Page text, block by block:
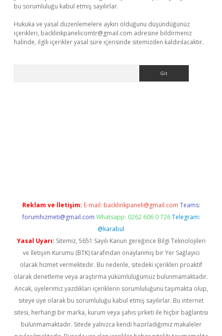
bu sorumluluğu kabul etmiş sayılırlar.
Hukuka ve yasal düzenlemelere aykırı olduğunu düşündüğünüz
içerikleri, backlinkpanelicomtr@gmail.com adresine bildirmeniz
halinde, ilgili içerikler yasal süre içerisinde sitemizden kaldırılacaktır.
Reklam ve İletişim: E-mail: backlinkpaneli@gmail.com Teams:
forumhizmeti@gmail.com Whatsapp: 0262 606 0 726 Telegram:
@karabul
Yasal Uyarı: Sitemiz, 5651 Sayılı Kanun gereğince Bilgi Teknolojileri
ve İletişim Kurumu (BTK) tarafından onaylanmış bir Yer Sağlayıcı
olarak hizmet vermektedir. Bu nedenle, sitedeki içerikleri proaktif
olarak denetleme veya araştırma yükümlülüğümüz bulunmamaktadır.
Ancak, üyelerimiz yazdıkları içeriklerin sorumluluğunu taşımakta olup,
siteye üye olarak bu sorumluluğu kabul etmiş sayılırlar. Bu internet
sitesi, herhangi bir marka, kurum veya şahıs şirketi ile hiçbir bağlantısı
bulunmamaktadır. Sitede yalnızca kendi hazırladığımız makaleler